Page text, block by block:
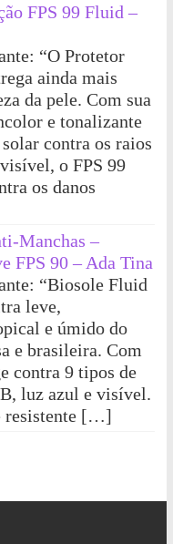
FPS 99 Fluid –
“O Protetor
ainda mais
da pele. Com sua
e tonalizante
contra os raios
o FPS 99
os danos
Manchas –
FPS 90 – Ada Tina
“Biosole Fluid
leve,
e úmido do
e brasileira. Com
contra 9 tipos de
luz azul e visível.
resistente […]